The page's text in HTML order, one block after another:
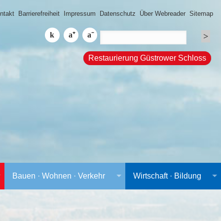
Barrierefreiheit Impressum Datenschutz Über Webreader Sitemap
Restaurierung Güstrower Schloss
Bauen · Wohnen · Verkehr Wirtschaft · Bildung